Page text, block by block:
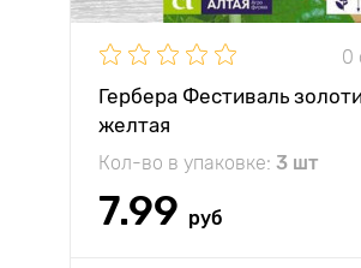
0
Гербера Фестиваль
желтая
Кол-во в упаковке: 3 шт
7.99 руб